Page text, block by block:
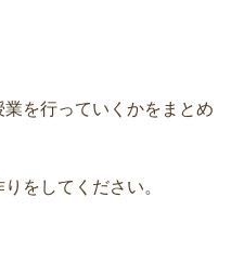
を行っていくかをまとめ
をしてください。